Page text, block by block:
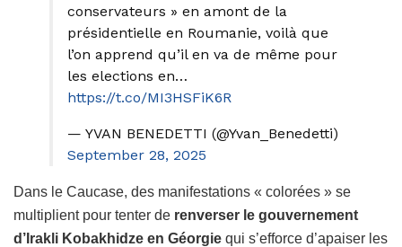
conservateurs » en amont de la
présidentielle en Roumanie, voilà que
l’on apprend qu’il en va de même pour
les elections en…
https://t.co/MI3HSFiK6R
— YVAN BENEDETTI (@Yvan_Benedetti)
September 28, 2025
Dans le Caucase, des manifestations « colorées » se
multiplient pour tenter de renverser le gouvernement
d’Irakli Kobakhidze en Géorgie qui s’efforce d’apaiser les